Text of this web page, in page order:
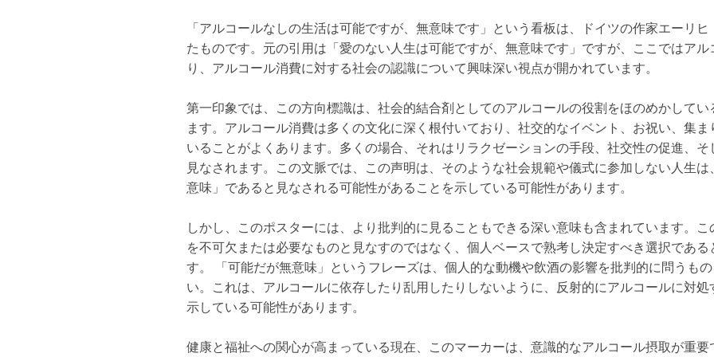
「アルコールなしの生活は可能ですが、無意味です」という看板は、ドイツの作家エーリ
たものです。元の引用は「愛のない人生は可能ですが、無意味です」ですが、ここではア
り、アルコール消費に対する社会の認識について興味深い視点が開かれています。
第一印象では、この方向標識は、社会的結合剤としてのアルコールの役割をほのめかして
ます。アルコール消費は多くの文化に深く根付いており、社交的なイベント、お祝い、集
いることがよくあります。多くの場合、それはリラクゼーションの手段、社交性の促進、
見なされます。この文脈では、この声明は、そのような社会規範や儀式に参加しない人生
意味」であると見なされる可能性があることを示している可能性があります。
しかし、このポスターには、より批判的に見ることもできる深い意味も含まれています。
を不可欠または必要なものと見なすのではなく、個人ベースで熟考し決定すべき選択であ
す。 「可能だが無意味」というフレーズは、個人的な動機や飲酒の影響を批判的に問うも
い。これは、アルコールに依存したり乱用したりしないように、反射的にアルコールに対
示している可能性があります。
健康と福祉への関心が高まっている現在、このマーカーは、意識的なアルコール摂取が重